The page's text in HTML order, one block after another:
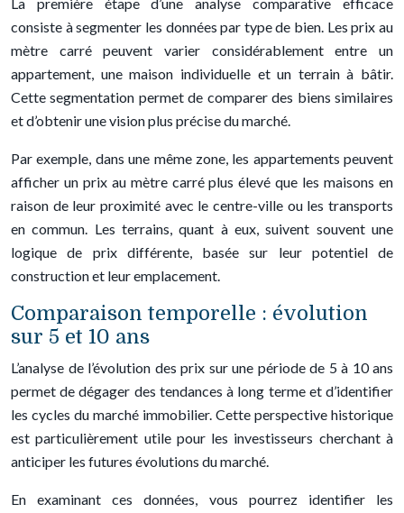
consiste à segmenter les données par type de bien. Les prix au
mètre carré peuvent varier considérablement entre un
appartement, une maison individuelle et un terrain à bâtir.
Cette segmentation permet de comparer des biens similaires
et d’obtenir une vision plus précise du marché.
Par exemple, dans une même zone, les appartements peuvent
afficher un prix au mètre carré plus élevé que les maisons en
raison de leur proximité avec le centre-ville ou les transports
en commun. Les terrains, quant à eux, suivent souvent une
logique de prix différente, basée sur leur potentiel de
construction et leur emplacement.
Comparaison temporelle : évolution
sur 5 et 10 ans
L’analyse de l’évolution des prix sur une période de 5 à 10 ans
permet de dégager des tendances à long terme et d’identifier
les cycles du marché immobilier. Cette perspective historique
est particulièrement utile pour les investisseurs cherchant à
anticiper les futures évolutions du marché.
En examinant ces données, vous pourrez identifier les